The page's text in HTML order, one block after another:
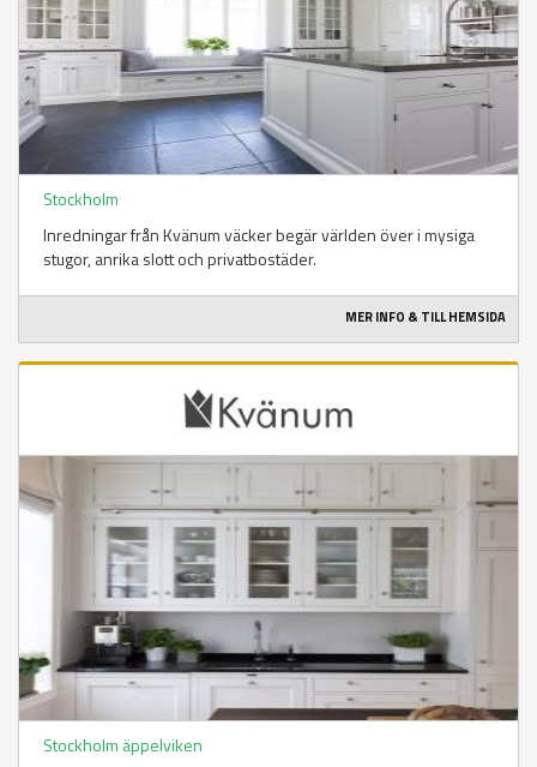
Stockholm
Inredningar från Kvänum väcker begär världen över i mysiga
stugor, anrika slott och privatbostäder.
MER INFO & TILL HEMSIDA
Stockholm äppelviken